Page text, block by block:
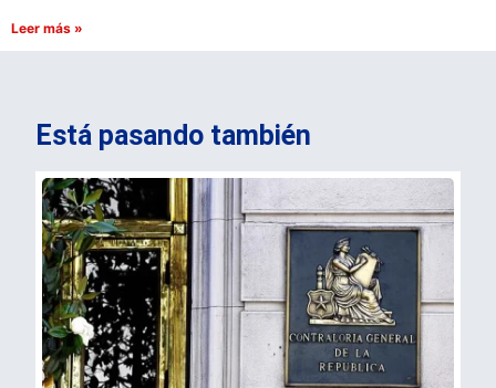
Leer más »
Está pasando también